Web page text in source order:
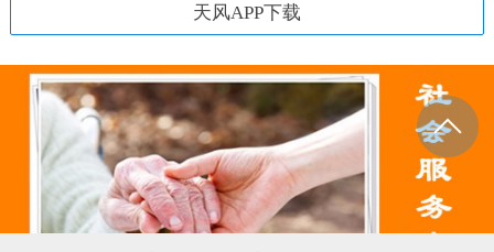
天风APP下载